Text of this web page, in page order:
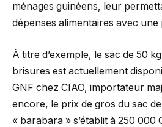
ménages guinéens, leur
dépenses alimentaires avec
À titre d’exemple, le sac de 50
brisures est actuellement
GNF chez CIAO, importateur
encore, le prix de gros du sac
« barabara » s’établit à 250 000